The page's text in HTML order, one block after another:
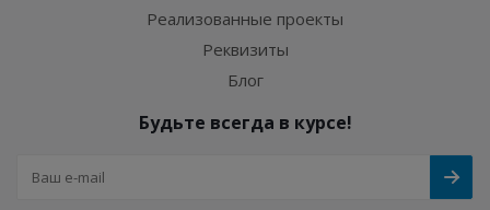
Реализованные проекты
Реквизиты
Блог
Будьте всегда в курсе!